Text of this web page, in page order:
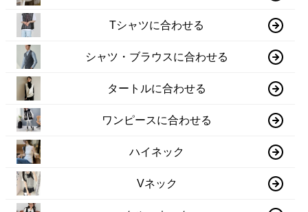
Tシャツに合わせる
シャツ・ブラウスに合わせる
タートルに合わせる
ワンピースに合わせる
ハイネック
Vネック